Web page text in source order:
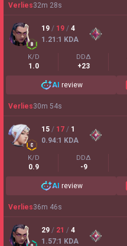
Verlies32m 28s
19 / 19 / 4
1.21 :1 KDA
K/D
1.0
DDΔ
+23
AI review
Verlies30m 54s
15 / 17 / 1
0.94:1 KDA
K/D
0.9
DDΔ
-9
AI review
Verlies36m 46s
29 / 21 / 4
1.57:1 KDA